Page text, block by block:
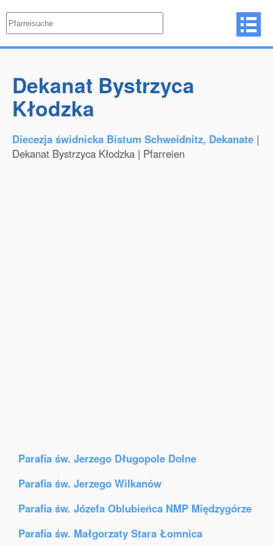
Dekanat Bystrzyca
Kłodzka
Diecezja świdnicka Bistum Schweidnitz, Dekanate |
Dekanat Bystrzyca Kłodzka | Pfarreien
Parafia św. Jerzego Długopole Dolne
Parafia św. Jerzego Wilkanów
Parafia św. Józefa Oblubieńca NMP Międzygórze
Parafia św. Małgorzaty Stara Łomnica